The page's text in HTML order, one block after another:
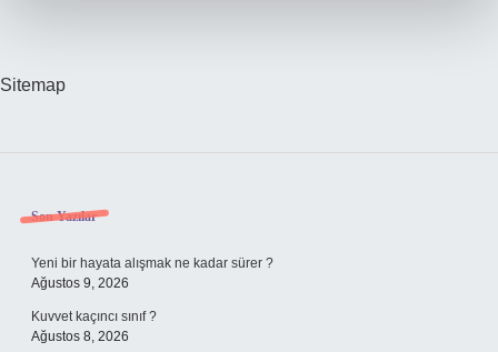
Sitemap
Sidebar
Son Yazılar
Yeni bir hayata alışmak ne kadar sürer ?
Ağustos 9, 2026
Kuvvet kaçıncı sınıf ?
Ağustos 8, 2026